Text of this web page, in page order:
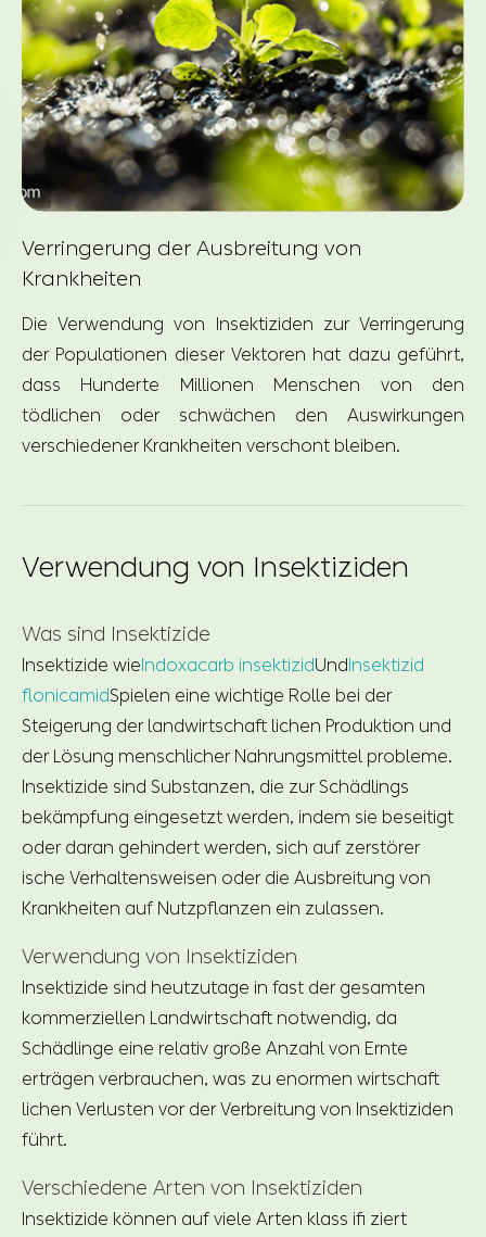
Verringerung der Ausbreitung von
Krankheiten
Die Verwendung von Insektiziden zur Verringerung
der Populationen dieser Vektoren hat dazu geführt,
dass Hunderte Millionen Menschen von den
tödlichen oder schwächen den Auswirkungen
verschiedener Krankheiten verschont bleiben.
Verwendung von Insektiziden
Was sind Insektizide
Insektizide wie Indoxacarb insektizidUnd Insektizid
flonicamidSpielen eine wichtige Rolle bei der
Steigerung der landwirtschaft lichen Produktion und
der Lösung menschlicher Nahrungsmittel probleme.
Insektizide sind Substanzen, die zur Schädlings
bekämpfung eingesetzt werden, indem sie beseitigt
oder daran gehindert werden, sich auf zerstörer
ische Verhaltensweisen oder die Ausbreitung von
Krankheiten auf Nutzpflanzen ein zulassen.
Verwendung von Insektiziden
Insektizide sind heutzutage in fast der gesamten
kommerziellen Landwirtschaft notwendig, da
Schädlinge eine relativ große Anzahl von Ernte
erträgen verbrauchen, was zu enormen wirtschaft
lichen Verlusten vor der Verbreitung von Insektiziden
führt.
Verschiedene Arten von Insektiziden
Insektizide können auf viele Arten klass ifi ziert